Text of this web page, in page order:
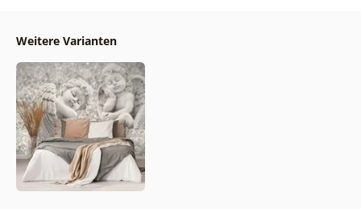
Weitere Varianten